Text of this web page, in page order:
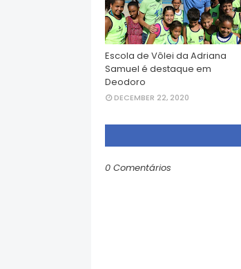
Escola de Vôlei da Adriana
Samuel é destaque em
Deodoro
DECEMBER 22, 2020
0 Comentários